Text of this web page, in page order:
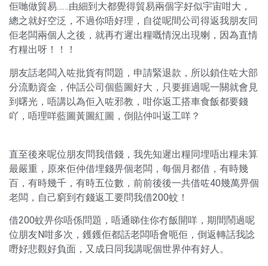
佢哋做貿易……由細到大都覺得貿易兩個字好似宇宙咁大，
總之就好空泛，不過你唔好理，自從呢間公司得返我朋友同
佢老闆兩個人之後，就再冇遲出糧嘅情況出現喇，因為直情
冇糧出呀！！！
朋友話老闆入咗批貨有問題，申請緊退款，所以鎖住咗大部
分流動資金，仲話公司個藍圖好大，只要捱過呢一關就會見
到曙光，唔講以為佢入咗邪教，咁你返工搭車食飯都要錢
吖，唔理咩藍圖黃圖紅圖，倒貼仲叫返工咩？
直至後來呢位朋友問我借錢，我先知遲出糧同埋唔出糧未算
最嚴重，原來佢仲借埋錢畀個老闆，每個月都借，有時幾
百，有時幾千，有時五位數，前前後後一共借咗40幾萬畀個
老闆，自己窮到冇錢返工要問我借200蚊！
借200蚊畀你唔係問題，唔通睇住你冇飯開咩，期間鬧過呢
位朋友N咁多次，鑊鑊佢都話老闆唔會呃佢，倒返轉話我諗
嘢好悲觀好負面，又成日同我講呢個世界仲有好人。